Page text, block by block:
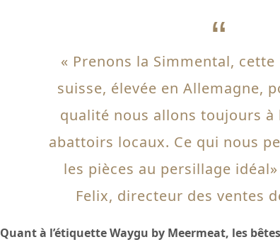
« Prenons la Simmental, cette
suisse, élevée en Allemagne,
qualité nous allons toujours à
abattoirs locaux. Ce qui nous
les pièces au persillage
Felix, directeur des ventes
Quant à l’étiquette Waygu by Meermeat, les